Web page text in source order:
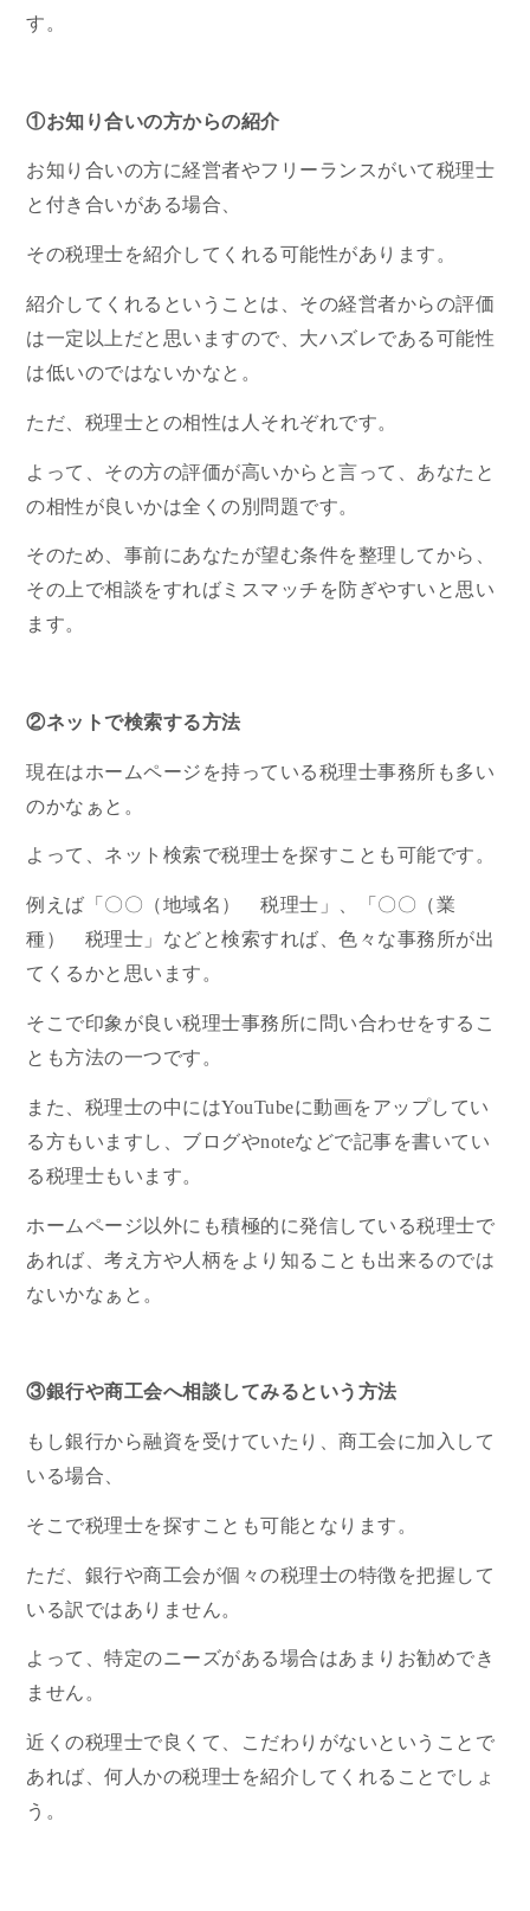
す。
①お知り合いの方からの紹介
お知り合いの方に経営者やフリーランスがいて税理士
と付き合いがある場合、
その税理士を紹介してくれる可能性があります。
紹介してくれるということは、その経営者からの評価
は一定以上だと思いますので、大ハズレである可能性
は低いのではないかなと。
ただ、税理士との相性は人それぞれです。
よって、その方の評価が高いからと言って、あなたと
の相性が良いかは全くの別問題です。
そのため、事前にあなたが望む条件を整理してから、
その上で相談をすればミスマッチを防ぎやすいと思い
ます。
②ネットで検索する方法
現在はホームページを持っている税理士事務所も多い
のかなぁと。
よって、ネット検索で税理士を探すことも可能です。
例えば「〇〇（地域名） 税理士」、「〇〇（業
種） 税理士」などと検索すれば、色々な事務所が出
てくるかと思います。
そこで印象が良い税理士事務所に問い合わせをするこ
とも方法の一つです。
また、税理士の中にはYouTubeに動画をアップしてい
る方もいますし、ブログやnoteなどで記事を書いてい
る税理士もいます。
ホームページ以外にも積極的に発信している税理士で
あれば、考え方や人柄をより知ることも出来るのでは
ないかなぁと。
③銀行や商工会へ相談してみるという方法
もし銀行から融資を受けていたり、商工会に加入して
いる場合、
そこで税理士を探すことも可能となります。
ただ、銀行や商工会が個々の税理士の特徴を把握して
いる訳ではありません。
よって、特定のニーズがある場合はあまりお勧めでき
ません。
近くの税理士で良くて、こだわりがないということで
あれば、何人かの税理士を紹介してくれることでしょ
う。